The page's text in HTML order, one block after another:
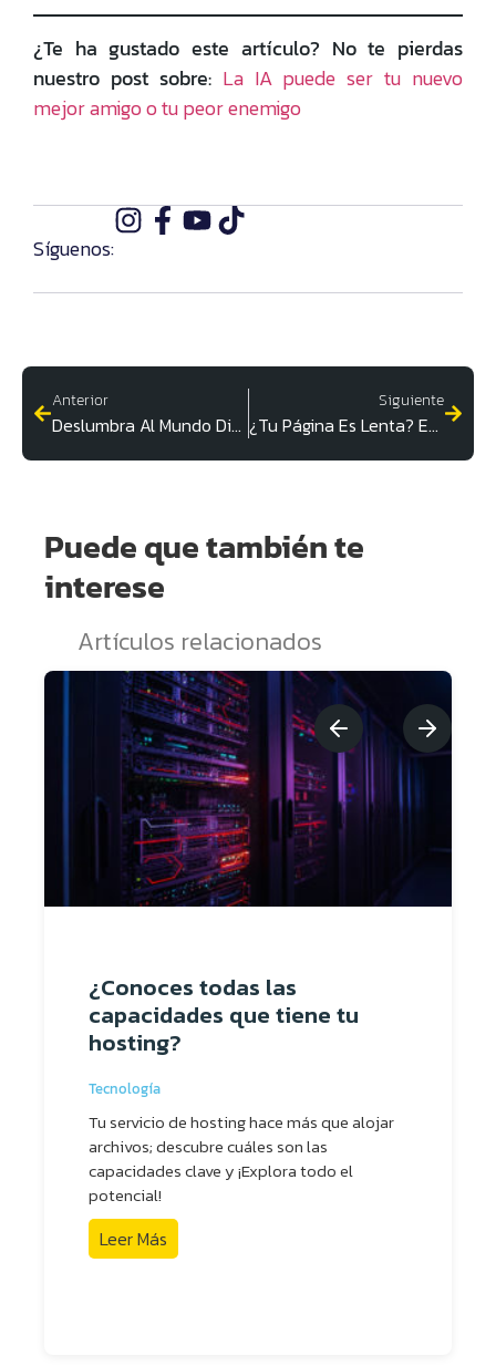
¿Te ha gustado este artículo? No te pierdas
nuestro post sobre: La IA puede ser tu nuevo
mejor amigo o tu peor enemigo
Síguenos:
Anterior
Deslumbra Al Mundo Digital Con Esta Guía De WordPres
Siguiente
¿Tu Página Es Lenta? Estas Herramientas Cambiarán Todo
Puede que también te
interese
Artículos relacionados
¿Conoces todas las
capacidades que tiene tu
hosting?
Tecnología
Tu servicio de hosting hace más que alojar
archivos; descubre cuáles son las
capacidades clave y ¡Explora todo el
potencial!
Leer Más